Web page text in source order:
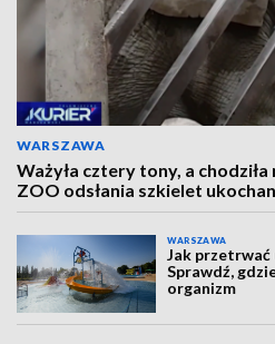
WARSZAWA
Ważyła cztery tony, a
ZOO odsłania szkielet
WARSZAWA
Jak przetrwać
Sprawdź,
organizm